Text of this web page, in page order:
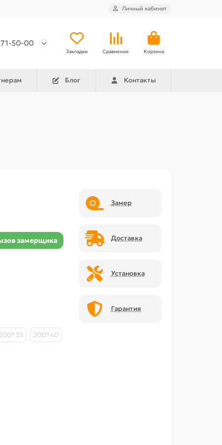
Личный кабинет
50-00
Закладки Сравнение Корзина
Блог Контакты
замерщика
200*40
Замер
Доставка
Установка
Гарантия